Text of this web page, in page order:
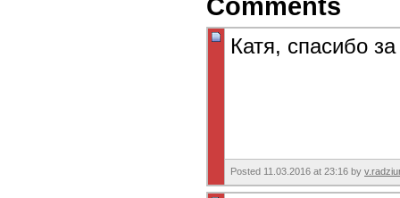
Comments
Катя, спасибо
Posted 11.03.2016 at 23:16 by